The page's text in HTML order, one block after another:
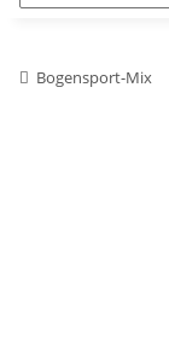
Bogensport-Mix